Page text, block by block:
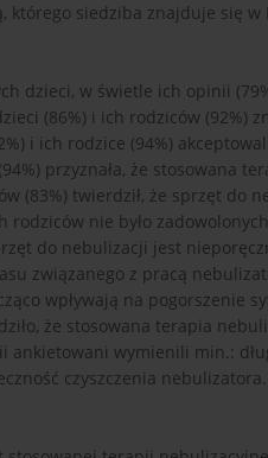
którego siedziba znajduje się w
dzieci, w świetle ich opinii
(86%) i ich rodziców (92%)
i ich rodzice (94%)
przyznała, że stosowana
(83%) twierdził, że sprzęt do
nie było
do nebulizacji jest
związanego z pracą
wpływają na pogorszenie
że stosowana terapia
wymienili min.:
czyszczenia nebulizatora.